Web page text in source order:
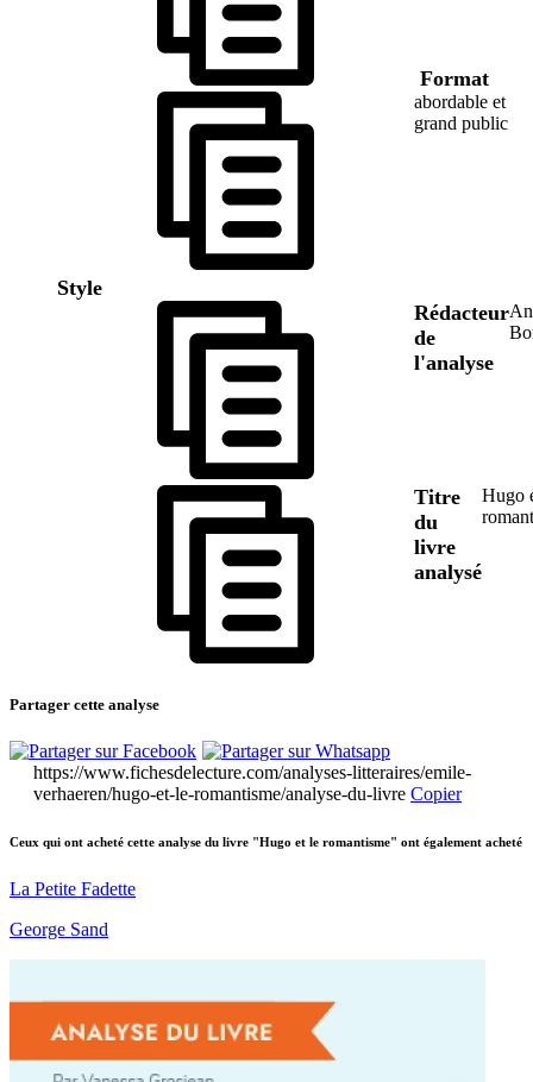
Format
Style
abordable et
grand public
Rédacteur
de
l'analyse
Titre
du
livre
analysé
Hugo
Partager cette analyse
https://www.fichesdelecture.com/analyses-litteraires/emile-
verhaeren/hugo-et-le-romantisme/analyse-du-livre Copier
Ceux qui ont acheté cette analyse du livre "Hugo et le romantisme" ont également acheté
La Petite Fadette
George Sand